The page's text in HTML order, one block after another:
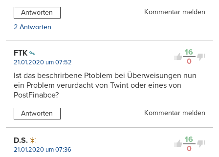
Antworten
Kommentar melden
2 Antworten
16
0
FTK
21.01.2020 um 07:52
Ist das beschrirbene Ptoblem bei Überweisungen nun
ein Problem verurdacht von Twint oder eines von
PostFinabce?
Antworten Kommentar melden
16
0
D.S.
21.01.2020 um 07:36